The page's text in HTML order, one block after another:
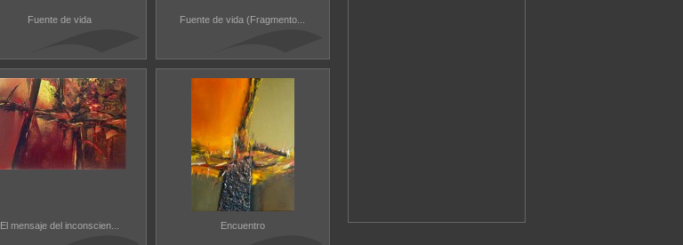
Fuente de vida Fuente de vida (Fragmento...
El mensaje del inconscien... Encuentro